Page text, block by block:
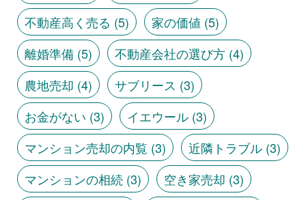
不動産高く売る (5) 家の価値 (5)
離婚準備(5) 不動産会社の選び方(4)
農地売却 (4) サブリース (3)
お金がない (3) イエウール(3)
マンション売却の内覧 (3) 近隣トラブル(3)
マンションの相続(3) 空き家売却 (3)